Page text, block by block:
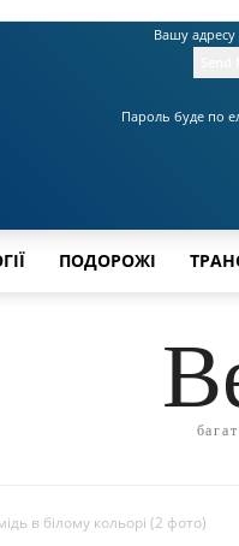
Вашу
Пароль буде по
ПОДОРОЖІ
в білому кольорі (2 фото)